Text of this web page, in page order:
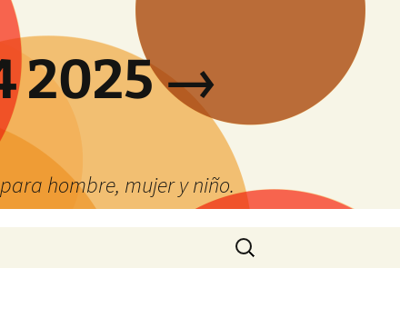
2025 →
hombre, mujer y niño.
Buscar: